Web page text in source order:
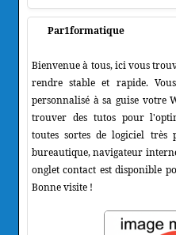
Par1formatique
Bienvenue à tous, ici vous
rendre stable et rapide.
personnalisé à sa guise votre
trouver des tutos pour
toutes sortes de logiciel très
bureautique, navigateur
onglet contact est disponible
Bonne visite !